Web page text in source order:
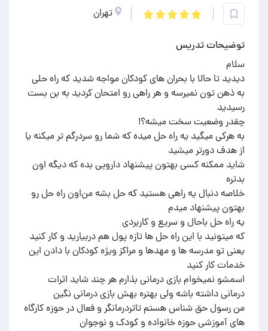
تهران
توضیحات تدریس
دیدید تا حالا با بحران های کودکان مواجه شدید که راه حلی
به ذهن تون نمیرسه و هر راهی رو امتحان کردید به بن بست
به هرکی میگید یه راه حل میده که شما رو سردرگم تر میکنه یا
شاید ممکنه کسی بهتون پیشنهاد دارویی بده که دیگه اون
خلاصه دنبال یه راهی هستید که حل بشه من‌اون راه حل رو
یعنی تو مدرسه ها و مهدها و مراکز ویژه کودکان با دادن این
اسمشو نمیخوام بازی درمانی بذارم هر چند شاید اثرات
من رسول حق شناس هستم تاتردرمانگر و فعال در حوزه کارگاه
های آموزشی حوزه خانواده و کودک و نوجوان